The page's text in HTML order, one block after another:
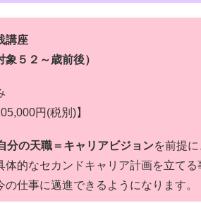
講座
象５２～歳前後）
円(税別)】
分の天職＝キャリアビジョンを前提
体的なセカンドキャリア計画を立てる
仕事に邁進できるようになります。